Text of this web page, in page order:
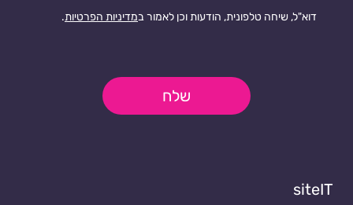
דוא"ל, שיחה טלפונית, הודעות וכן לאמור במדיניות הפרטיות.
שלח
siteIT